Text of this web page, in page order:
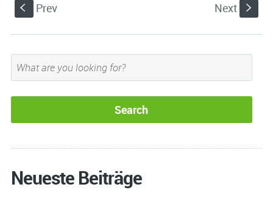
S Prev Next s
Neueste Beiträge